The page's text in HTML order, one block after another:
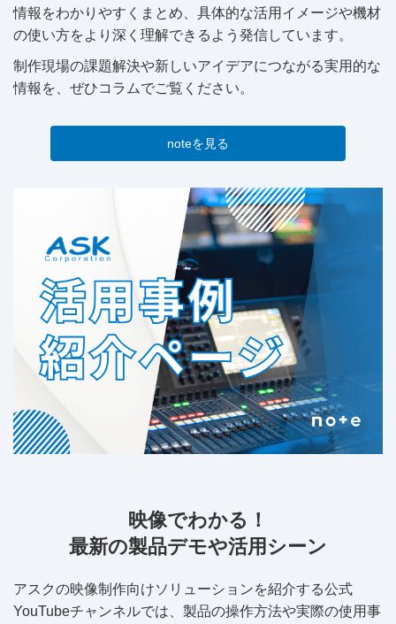
情報をわかりやすくまとめ、具体的な活用イメージや機材
の使い方をより深く理解できるよう発信しています。
制作現場の課題解決や新しいアイデアにつながる実用的な
情報を、ぜひコラムでご覧ください。
noteを見る
映像でわかる！
最新の製品デモや活用シーン
アスクの映像制作向けソリューションを紹介する公式
YouTubeチャンネルでは、製品の操作方法や実際の使用事